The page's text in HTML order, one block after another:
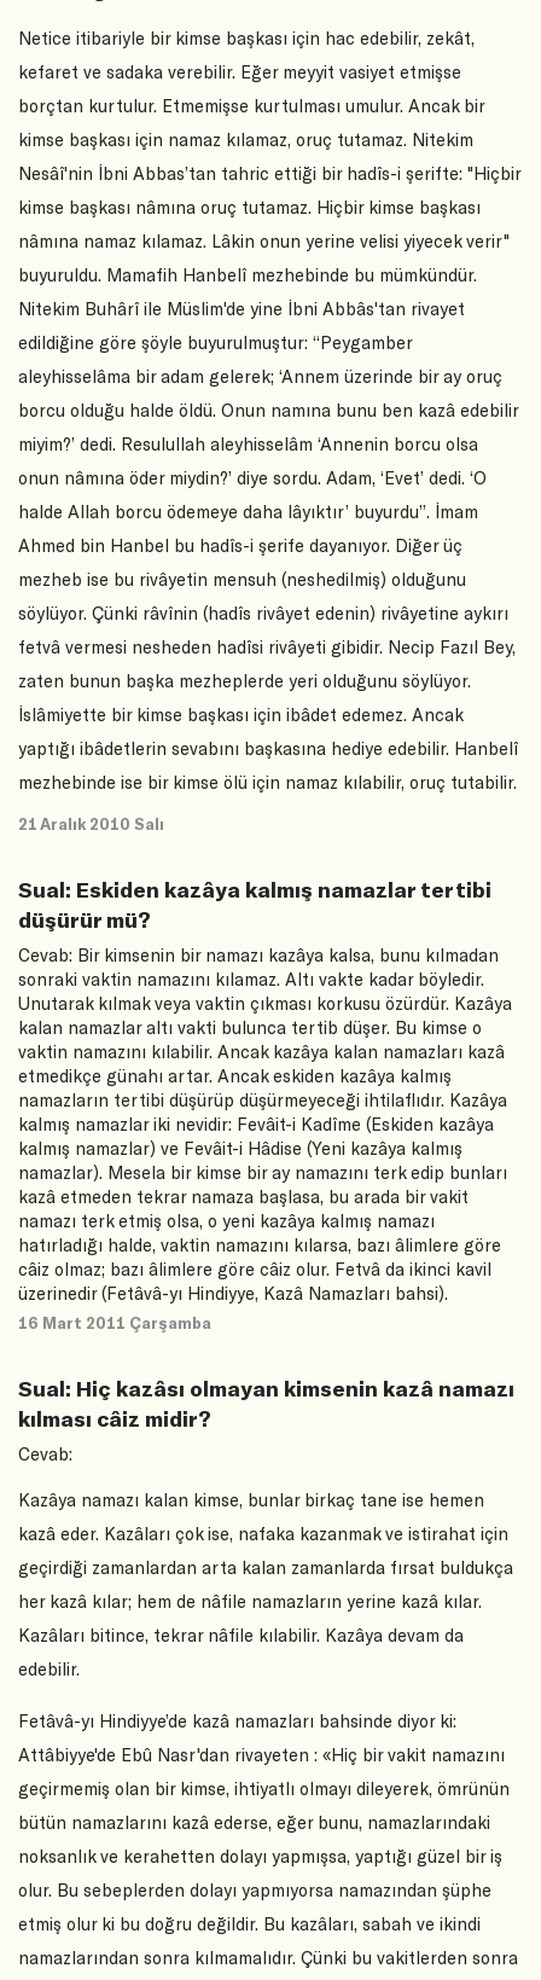
Netice itibariyle bir kimse başkası için hac edebilir, zekât,
kefaret ve sadaka verebilir. Eğer meyyit vasiyet etmişse
borçtan kurtulur. Etmemişse kurtulması umulur. Ancak bir
kimse başkası için namaz kılamaz, oruç tutamaz. Nitekim
Nesâî'nin İbni Abbas’tan tahric ettiği bir hadîs-i şerifte: "Hiçbir
kimse başkası nâmına oruç tutamaz. Hiçbir kimse başkası
nâmına namaz kılamaz. Lâkin onun yerine velisi yiyecek verir"
buyuruldu. Mamafih Hanbelî mezhebinde bu mümkündür.
Nitekim Buhârî ile Müslim'de yine İbni Abbâs'tan rivayet
edildiğine göre şöyle buyurulmuştur: “Peygamber
aleyhisselâma bir adam gelerek; ‘Annem üzerinde bir ay oruç
borcu olduğu halde öldü. Onun namına bunu ben kazâ edebilir
miyim?’ dedi. Resulullah aleyhisselâm ‘Annenin borcu olsa
onun nâmına öder miydin?’ diye sordu. Adam, ‘Evet’ dedi. ‘O
halde Allah borcu ödemeye daha lâyıktır’ buyurdu”. İmam
Ahmed bin Hanbel bu hadîs-i şerife dayanıyor. Diğer üç
mezheb ise bu rivâyetin mensuh (neshedilmiş) olduğunu
söylüyor. Çünki râvînin (hadîs rivâyet edenin) rivâyetine aykırı
fetvâ vermesi nesheden hadîsi rivâyeti gibidir. Necip Fazıl Bey,
zaten bunun başka mezheplerde yeri olduğunu söylüyor.
İslâmiyette bir kimse başkası için ibâdet edemez. Ancak
yaptığı ibâdetlerin sevabını başkasına hediye edebilir. Hanbelî
mezhebinde ise bir kimse ölü için namaz kılabilir, oruç tutabilir.
21 Aralık 2010 Salı
Sual: Eskiden kazâya kalmış namazlar tertibi
düşürür mü?
Cevab: Bir kimsenin bir namazı kazâya kalsa, bunu kılmadan
sonraki vaktin namazını kılamaz. Altı vakte kadar böyledir.
Unutarak kılmak veya vaktin çıkması korkusu özürdür. Kazâya
kalan namazlar altı vakti bulunca tertib düşer. Bu kimse o
vaktin namazını kılabilir. Ancak kazâya kalan namazları kazâ
etmedikçe günahı artar. Ancak eskiden kazâya kalmış
namazların tertibi düşürüp düşürmeyeceği ihtilaflıdır. Kazâya
kalmış namazlar iki nevidir: Fevâit-i Kadîme (Eskiden kazâya
kalmış namazlar) ve Fevâit-i Hâdise (Yeni kazâya kalmış
namazlar). Mesela bir kimse bir ay namazını terk edip bunları
kazâ etmeden tekrar namaza başlasa, bu arada bir vakit
namazı terk etmiş olsa, o yeni kazâya kalmış namazı
hatırladığı halde, vaktin namazını kılarsa, bazı âlimlere göre
câiz olmaz; bazı âlimlere göre câiz olur. Fetvâ da ikinci kavil
üzerinedir (Fetâvâ-yı Hindiyye, Kazâ Namazları bahsi).
16 Mart 2011 Çarşamba
Sual: Hiç kazâsı olmayan kimsenin kazâ namazı
kılması câiz midir?
Cevab:
Kazâya namazı kalan kimse, bunlar birkaç tane ise hemen
kazâ eder. Kazâları çok ise, nafaka kazanmak ve istirahat için
geçirdiği zamanlardan arta kalan zamanlarda fırsat buldukça
her kazâ kılar; hem de nâfile namazların yerine kazâ kılar.
Kazâları bitince, tekrar nâfile kılabilir. Kazâya devam da
edebilir.
Fetâvâ-yı Hindiyye’de kazâ namazları bahsinde diyor ki:
Attâbiyye'de Ebû Nasr'dan rivayeten : «Hiç bir vakit namazını
geçirmemiş olan bir kimse, ihtiyatlı olmayı dileyerek, ömrünün
bütün namazlarını kazâ ederse, eğer bunu, namazlarındaki
noksanlık ve kerahetten dolayı yapmışsa, yaptığı güzel bir iş
olur. Bu sebeplerden dolayı yapmıyorsa namazından şüphe
etmiş olur ki bu doğru değildir. Bu kazâları, sabah ve ikindi
namazlarından sonra kılmamalıdır. Çünki bu vakitlerden sonra